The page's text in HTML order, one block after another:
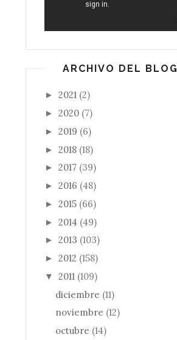
ARCHIVO DEL BLOG
► 2021 (2)
► 2020 (7)
► 2019 (6)
► 2018 (18)
► 2017 (39)
► 2016 (48)
► 2015 (66)
► 2014 (49)
► 2013 (103)
► 2012 (158)
▼ 2011 (109)
diciembre (11)
noviembre (12)
octubre (14)